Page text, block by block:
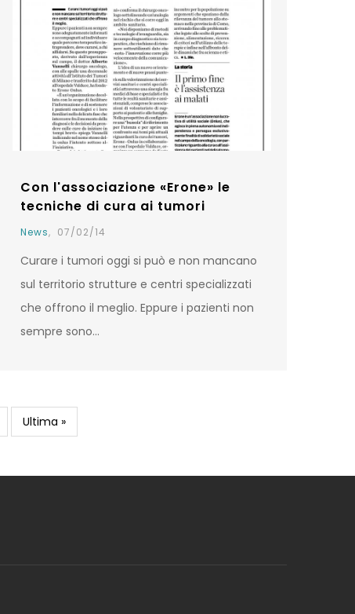
Con l'associazione «Erone» le
tecniche di cura ai tumori
News, 07/02/14
Curare i tumori oggi si può e non mancano
sul territorio strutture e centri specializzati
che offrono il meglio. Eppure i pazienti non
sempre sono…
Last
page
Ultima »